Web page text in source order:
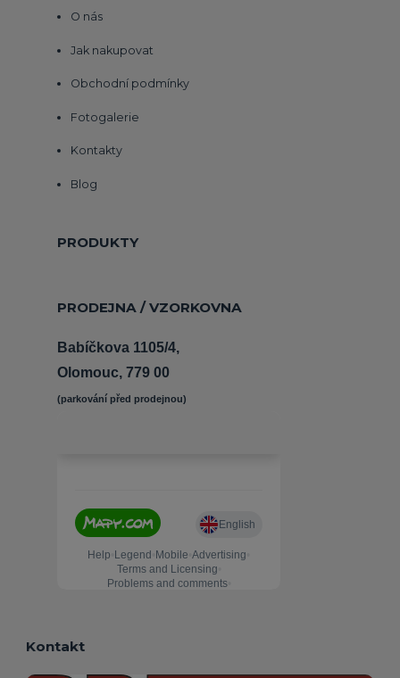
O nás
Jak nakupovat
Obchodní podmínky
Fotogalerie
Kontakty
Blog
PRODUKTY
PRODEJNA / VZORKOVNA
Babíčkova 1105/4,
Olomouc, 779 00
(parkování před prodejnou)
Kontakt